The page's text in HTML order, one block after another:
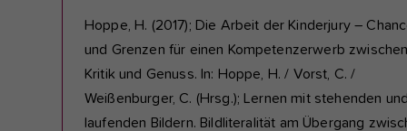
Hoppe, H. (2017); Die Arbeit der Kinderjury –
und Grenzen für einen Kompetenzerwerb
Kritik und Genuss. In: Hoppe, H. / Vorst, C. /
Weißenburger, C. (Hrsg.); Lernen mit stehenden
laufenden Bildern. Bildliteralität am Übergang